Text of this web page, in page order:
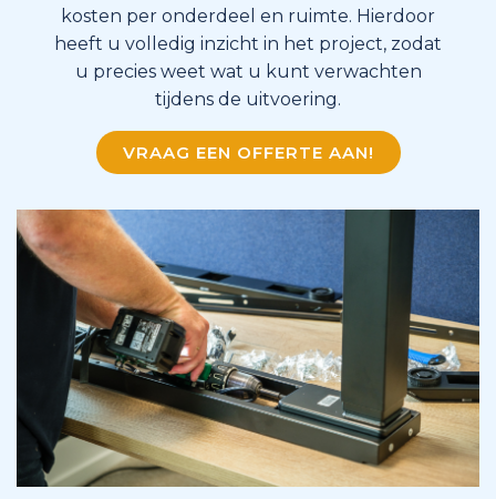
kosten per onderdeel en ruimte. Hierdoor
heeft u volledig inzicht in het project, zodat
u precies weet wat u kunt verwachten
tijdens de uitvoering.
VRAAG EEN OFFERTE AAN!